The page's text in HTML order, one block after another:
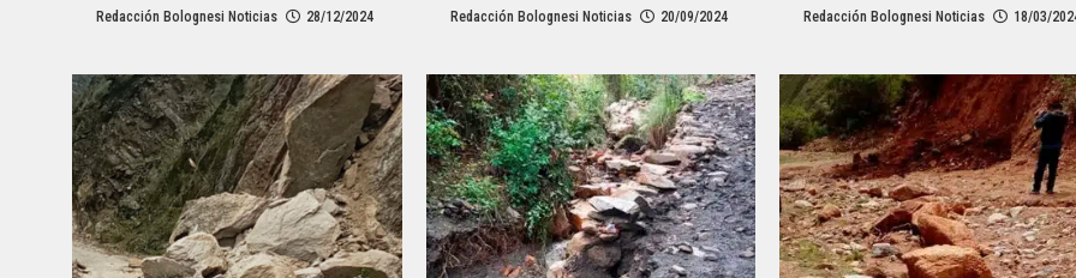
Redacción Bolognesi Noticias 28/12/2024 Redacción Bolognesi Noticias 20/09/2024 Redacción Bolognesi Noticias 18/03/